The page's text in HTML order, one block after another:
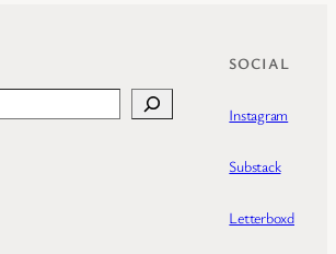
SOCIAL
Instagram
Substack
Letterboxd